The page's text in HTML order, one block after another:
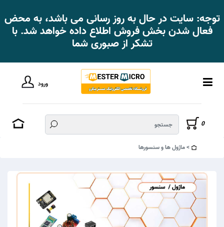
توجه: سایت در حال به روز رسانی می باشد، به محض
فعال شدن بخش فروش اطلاع داده خواهد شد. با
تشکر از صبوری شما
ورود
0
ماژول ها و سنسورها